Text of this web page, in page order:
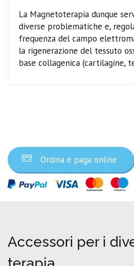
La Magnetoterapia dunque
diverse problematiche e,
frequenza del campo
la rigenerazione del tessuto
base collagenica (cartilagine,
Ordina e paga online
Accessori per i